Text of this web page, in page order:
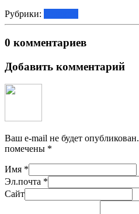
Рубрики:
0 комментариев
Добавить комментарий
Ваш e-mail не будет опубликован.
помечены *
Имя *
Эл.почта *
Сайт